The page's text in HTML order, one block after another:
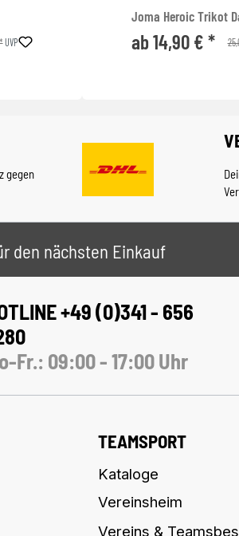
UVP
Joma Heroic Trikot
ab 14,90 € *
gegen
den nächsten Einkauf
+49 (0)341 - 656
Fr.: 09:00 - 17:00 Uhr
TEAMSPORT
Kataloge
Vereinsheim
Vereins &